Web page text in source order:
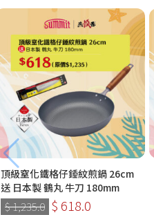
頂級窒化鐵格仔錘紋煎鍋 26cm
送 日本製 鶴丸 牛刀 180mm
$ 1,235.0 $ 618.0